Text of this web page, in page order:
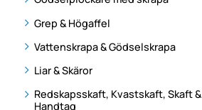
Grep & Högaffel
Vattenskrapa & Gödselskrapa
Liar & Skäror
Redskapsskaft, Kvastskaft, Skaft &
Handtag